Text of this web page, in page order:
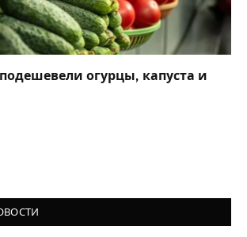
огурцы, капуста и